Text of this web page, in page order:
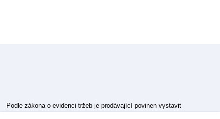
Podle zákona o evidenci tržeb je prodávající povinen vystavit